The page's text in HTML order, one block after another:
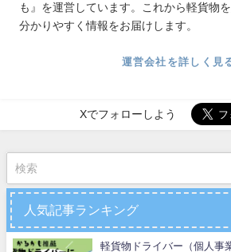
も』を運営しています。これから軽貨物
分かりやすく情報をお届けします。
運営会社を詳しく見
Xでフォローしよう
人気記事ランキング
軽貨物ドライバー（個人事